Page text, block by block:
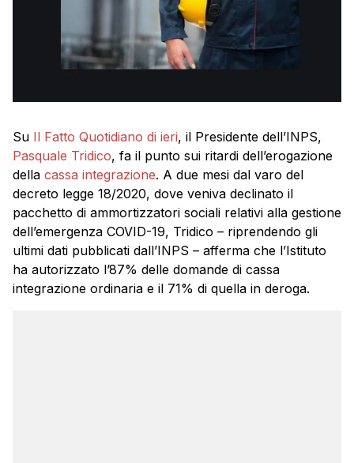
Su Il Fatto Quotidiano di ieri, il Presidente dell’INPS,
Pasquale Tridico, fa il punto sui ritardi dell’erogazione
della cassa integrazione. A due mesi dal varo del
decreto legge 18/2020, dove veniva declinato il
pacchetto di ammortizzatori sociali relativi alla gestione
dell’emergenza COVID-19, Tridico – riprendendo gli
ultimi dati pubblicati dall’INPS – afferma che l’Istituto
ha autorizzato l’87% delle domande di cassa
integrazione ordinaria e il 71% di quella in deroga.